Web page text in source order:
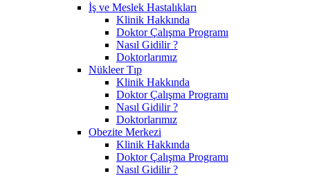
İş ve Meslek Hastalıkları
Klinik Hakkında
Doktor Çalışma Programı
Nasıl Gidilir ?
Doktorlarımız
Nükleer Tıp
Klinik Hakkında
Doktor Çalışma Programı
Nasıl Gidilir ?
Doktorlarımız
Obezite Merkezi
Klinik Hakkında
Doktor Çalışma Programı
Nasıl Gidilir ?